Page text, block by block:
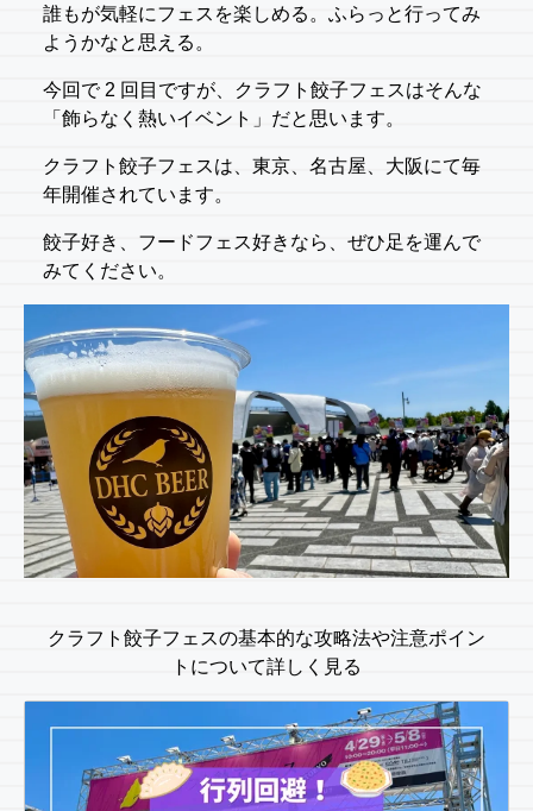
誰もが気軽にフェスを楽しめる。ふらっと行ってみ
ようかなと思える。
今回で 2 回目ですが、クラフト餃子フェスはそんな
「飾らなく熱いイベント」だと思います。
クラフト餃子フェスは、東京、名古屋、大阪にて毎
年開催されています。
餃子好き、フードフェス好きなら、ぜひ足を運んで
みてください。
クラフト餃子フェスの基本的な攻略法や注意ポイン
トについて詳しく見る